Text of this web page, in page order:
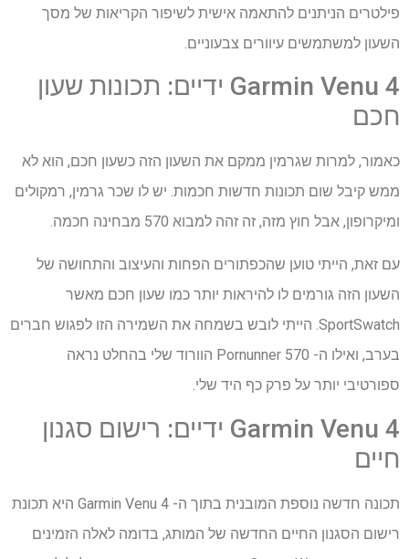
פילטרים הניתנים להתאמה אישית לשיפור הקריאות של מסך
השעון למשתמשים עיוורים צבעוניים.
Garmin Venu 4 ידיים: תכונות שעון
חכם
כאמור, למרות שגרמין ממקם את השעון הזה כשעון חכם, הוא לא
ממש קיבל שום תכונות חדשות חכמות. יש לו שכר גרמין, רמקולים
ומיקרופון, אבל חוץ מזה, זה זהה למבוא 570 מבחינה חכמה.
עם זאת, הייתי טוען שהכפתורים הפחות והעיצוב והתחושה של
השעון הזה גורמים לו להיראות יותר כמו שעון חכם מאשר
SportSwatch. הייתי לובש בשמחה את השמירה הזו לפגוש חברים
בערב, ואילו ה- Pornunner 570 הוורוד שלי בהחלט נראה
ספורטיבי יותר על פרק כף היד שלי.
Garmin Venu 4 ידיים: רישום סגנון
חיים
תכונה חדשה נוספת המובנית בתוך ה- Garmin Venu 4 היא תכונת
רישום הסגנון החיים החדשה של המותג, בדומה לאלה הזמינים